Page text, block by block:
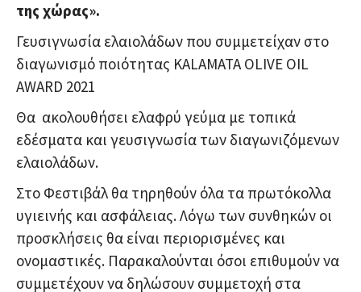
της χώρας».
Γευσιγνωσία ελαιολάδων που συμμετείχαν στο
διαγωνισμό ποιότητας KALAMATA OLIVE OIL
AWARD 2021
Θα ακολουθήσει ελαφρύ γεύμα με τοπικά
εδέσματα και γευσιγνωσία των διαγωνιζόμενων
ελαιολάδων.
Στο Φεστιβάλ θα τηρηθούν όλα τα πρωτόκολλα
υγιεινής και ασφάλειας. Λόγω των συνθηκών οι
προσκλήσεις θα είναι περιορισμένες και
ονομαστικές. Παρακαλούνται όσοι επιθυμούν να
συμμετέχουν να δηλώσουν συμμετοχή στα